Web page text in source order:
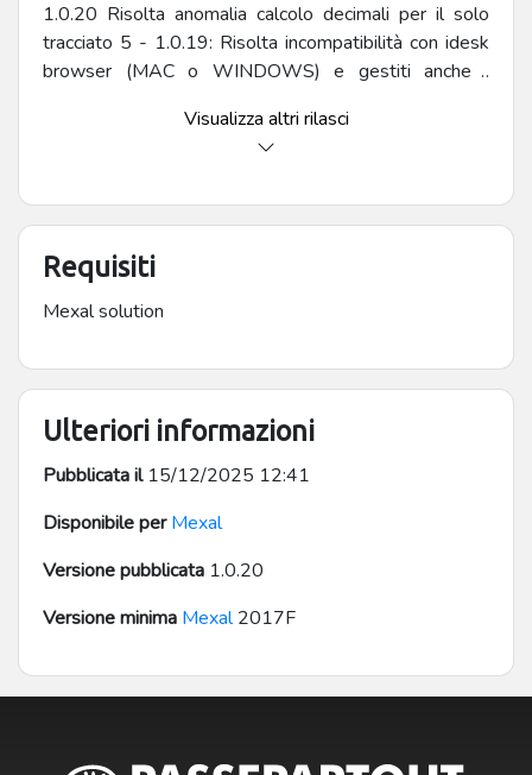
1.0.20 Risolta anomalia calcolo decimali per il solo
tracciato 5 - 1.0.19: Risolta incompatibilità con idesk
browser (MAC o WINDOWS) e gestiti anche i
1.0.18 - Risolta anomalia su prezzi per tracciato 5 -
1.0.17 Creato tracciato 5 per filconad Tesi Square con
Visualizza altri rilasci
Requisiti
Mexal solution
Ulteriori informazioni
Pubblicata il15/12/2025 12:41
Disponibile per Mexal
Versione pubblicata 1.0.20
Versione minima Mexal2017F